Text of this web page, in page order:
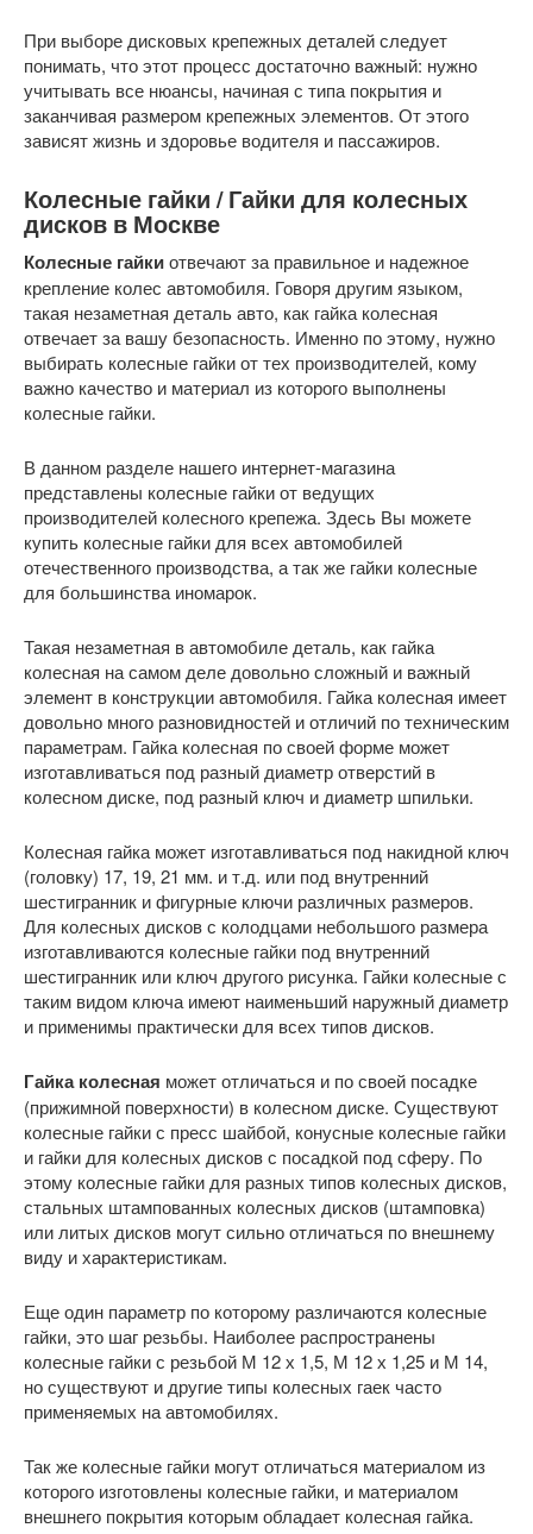
При выборе дисковых крепежных деталей следует
понимать, что этот процесс достаточно важный: нужно
учитывать все нюансы, начиная с типа покрытия и
заканчивая размером крепежных элементов. От этого
зависят жизнь и здоровье водителя и пассажиров.
Колесные гайки / Гайки для колесных
дисков в Москве
Колесные гайкиотвечают за правильное и надежное
крепление колес автомобиля. Говоря другим языком,
такая незаметная деталь авто, как гайка колесная
отвечает за вашу безопасность. Именно по этому, нужно
выбирать колесные гайки от тех производителей, кому
важно качество и материал из которого выполнены
колесные гайки.
В данном разделе нашего интернет-магазина
представлены колесные гайки от ведущих
производителей колесного крепежа. Здесь Вы можете
купить колесные гайки для всех автомобилей
отечественного производства, а так же гайки колесные
для большинства иномарок.
Такая незаметная в автомобиле деталь, как гайка
колесная на самом деле довольно сложный и важный
элемент в конструкции автомобиля. Гайка колесная имеет
довольно много разновидностей и отличий по техническим
параметрам. Гайка колесная по своей форме может
изготавливаться под разный диаметр отверстий в
колесном диске, под разный ключ и диаметр шпильки.
Колесная гайка может изготавливаться под накидной ключ
(головку) 17, 19, 21 мм. и т.д. или под внутренний
шестигранник и фигурные ключи различных размеров.
Для колесных дисков с колодцами небольшого размера
изготавливаются колесные гайки под внутренний
шестигранник или ключ другого рисунка. Гайки колесные с
таким видом ключа имеют наименьший наружный диаметр
и применимы практически для всех типов дисков.
Гайка колесная может отличаться и по своей посадке
(прижимной поверхности) в колесном диске. Существуют
колесные гайки с пресс шайбой, конусные колесные гайки
и гайки для колесных дисков с посадкой под сферу. По
этому колесные гайки для разных типов колесных дисков,
стальных штампованных колесных дисков (штамповка)
или литых дисков могут сильно отличаться по внешнему
виду и характеристикам.
Еще один параметр по которому различаются колесные
гайки, это шаг резьбы. Наиболее распространены
колесные гайки с резьбой М 12 х 1,5, М 12 х 1,25 и М 14,
но существуют и другие типы колесных гаек часто
применяемых на автомобилях.
Так же колесные гайки могут отличаться материалом из
которого изготовлены колесные гайки, и материалом
внешнего покрытия которым обладает колесная гайка.